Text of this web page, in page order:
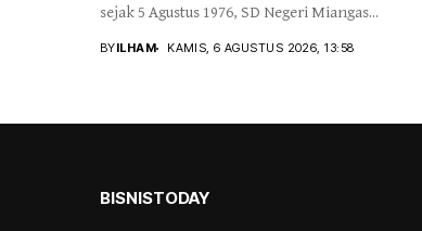
sejak 5 Agustus 1976, SD Negeri Miangas...
BYILHAM KAMIS, 6 AGUSTUS 2026, 13:58
BISNISTODAY